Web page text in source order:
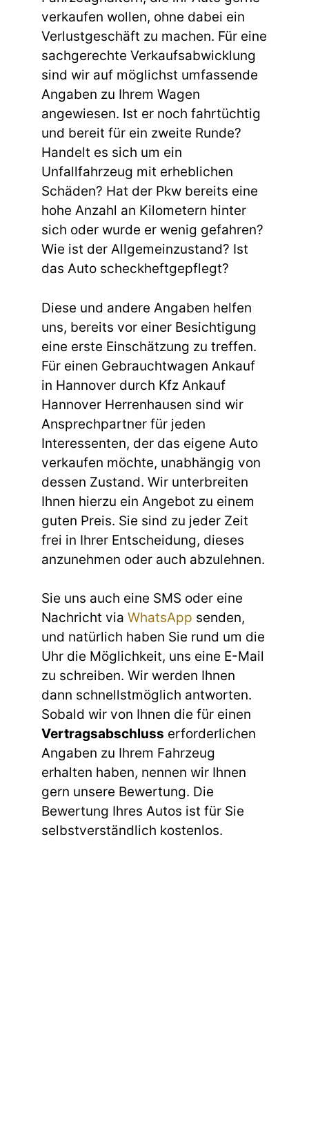
verkaufen wollen, ohne dabei ein
Verlustgeschäft zu machen. Für eine
sachgerechte Verkaufsabwicklung
sind wir auf möglichst umfassende
Angaben zu Ihrem Wagen
angewiesen. Ist er noch fahrtüchtig
und bereit für ein zweite Runde?
Handelt es sich um ein
Unfallfahrzeug mit erheblichen
Schäden? Hat der Pkw bereits eine
hohe Anzahl an Kilometern hinter
sich oder wurde er wenig gefahren?
Wie ist der Allgemeinzustand? Ist
das Auto scheckheftgepflegt?
Diese und andere Angaben helfen
uns, bereits vor einer Besichtigung
eine erste Einschätzung zu treffen.
Für einen Gebrauchtwagen Ankauf
in Hannover durch Kfz Ankauf
Hannover Herrenhausen sind wir
Ansprechpartner für jeden
Interessenten, der das eigene Auto
verkaufen möchte, unabhängig von
dessen Zustand. Wir unterbreiten
Ihnen hierzu ein Angebot zu einem
guten Preis. Sie sind zu jeder Zeit
frei in Ihrer Entscheidung, dieses
anzunehmen oder auch abzulehnen.
Sie uns auch eine SMS oder eine
Nachricht via WhatsApp senden,
und natürlich haben Sie rund um die
Uhr die Möglichkeit, uns eine E-Mail
zu schreiben. Wir werden Ihnen
dann schnellstmöglich antworten.
Sobald wir von Ihnen die für einen
Vertragsabschluss erforderlichen
Angaben zu Ihrem Fahrzeug
erhalten haben, nennen wir Ihnen
gern unsere Bewertung. Die
Bewertung Ihres Autos ist für Sie
selbstverständlich kostenlos.